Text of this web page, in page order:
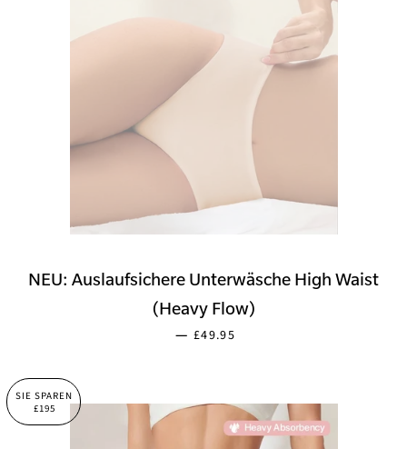
NEU: Auslaufsichere Unterwäsche High Waist
(Heavy Flow)
— SONDERPREIS
£49.95
SIE SPAREN
£195